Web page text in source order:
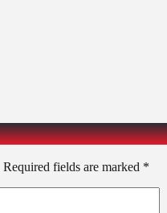
Required fields are marked *